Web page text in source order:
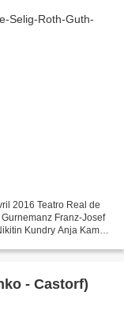
2016 Teatro Real de
Franz-Josef
Kundry Anja Kampe
- Castorf)